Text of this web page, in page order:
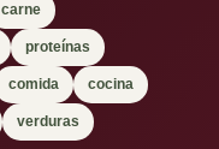
carne
proteínas
comida cocina
verduras